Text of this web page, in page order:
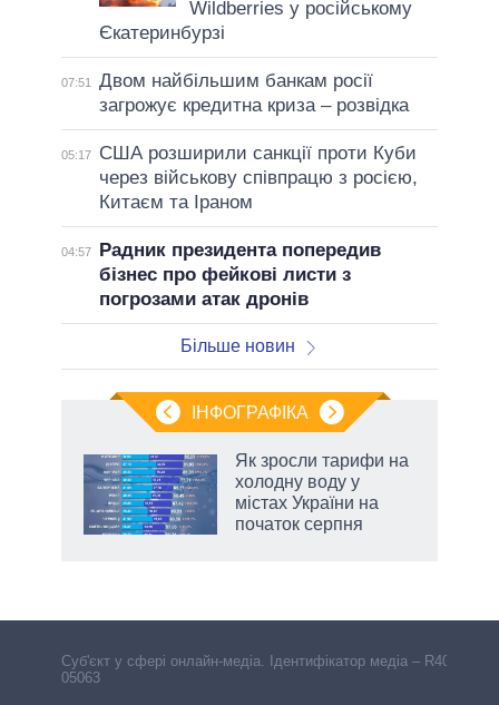
Wildberries у російському
Єкатеринбурзі
07:51
Двом найбільшим банкам росії
загрожує кредитна криза – розвідка
05:17
США розширили санкції проти Куби
через військову співпрацю з росією,
Китаєм та Іраном
04:57
Радник президента попередив
бізнес про фейкові листи з
погрозами атак дронів
Більше новин
ІНФОГРАФІКА
Як зросли тарифи на
холодну воду у
містах України на
початок серпня
Cуб'єкт у сфері онлайн-медіа. Ідентифікатор медіа – R40-
05063